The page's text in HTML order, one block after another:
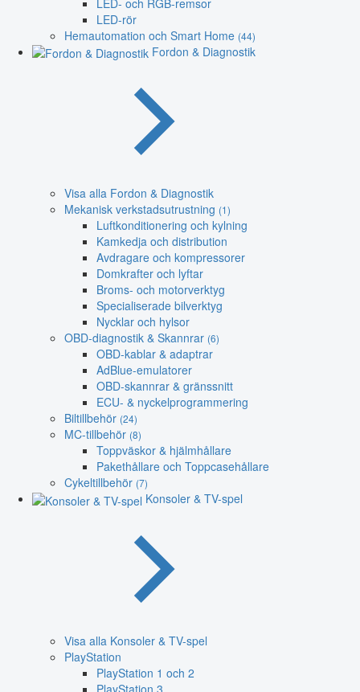
LED-rör
Hemautomation och Smart Home (44)
Fordon & Diagnostik
Visa alla Fordon & Diagnostik
Mekanisk verkstadsutrustning (1)
Luftkonditionering och kylning
Kamkedja och distribution
Avdragare och kompressorer
Domkrafter och lyftar
Broms- och motorverktyg
Specialiserade bilverktyg
Nycklar och hylsor
OBD-diagnostik & Skannrar (6)
OBD-kablar & adaptrar
AdBlue-emulatorer
OBD-skannrar & gränssnitt
ECU- & nyckelprogrammering
Biltillbehör (24)
MC-tillbehör (8)
Toppväskor & hjälmhållare
Pakethållare och Toppcasehållare
Cykeltillbehör (7)
Konsoler & TV-spel
Visa alla Konsoler & TV-spel
PlayStation
PlayStation 1 och 2
PlayStation 3